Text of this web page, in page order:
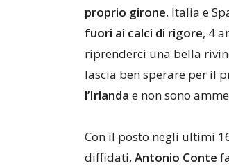
proprio girone. Italia e
fuori ai calci di rigore, 4
riprenderci una bella
lascia ben sperare per il
l’Irlanda e non sono
Con il posto negli ultimi
diffidati, Antonio Conte